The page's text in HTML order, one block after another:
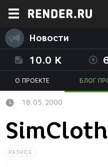
Новости
10.0 K
О ПРОЕКТЕ БЛОГ
18.05.2000
РАЗНОЕ